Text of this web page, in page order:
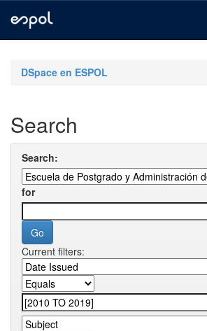
navigationDSpace en ESPOL
Search
Search:
for
Current filters: